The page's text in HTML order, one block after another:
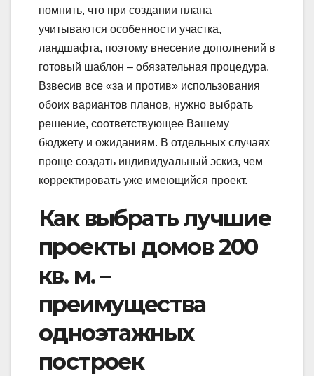
помнить, что при создании плана
учитываются особенности участка,
ландшафта, поэтому внесение дополнений в
готовый шаблон – обязательная процедура.
Взвесив все «за и против» использования
обоих вариантов планов, нужно выбрать
решение, соответствующее Вашему
бюджету и ожиданиям. В отдельных случаях
проще создать индивидуальный эскиз, чем
корректировать уже имеющийся проект.
Как выбрать лучшие
проекты домов 200
кв. м. –
преимущества
одноэтажных
построек